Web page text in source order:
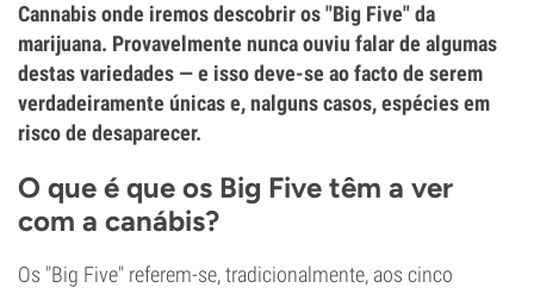
Cannabis onde iremos descobrir os "Big Five" da
marijuana. Provavelmente nunca ouviu falar de algumas
destas variedades — e isso deve-se ao facto de serem
verdadeiramente únicas e, nalguns casos, espécies em
risco de desaparecer.
O que é que os Big Five têm a ver
com a canábis?
Os "Big Five" referem-se, tradicionalmente, aos cinco